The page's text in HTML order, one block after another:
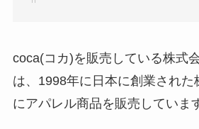
テは
人気
法も
coca(コカ)を販売している株式
は、1998年に日本に創業された
にアパレル商品を販売していま